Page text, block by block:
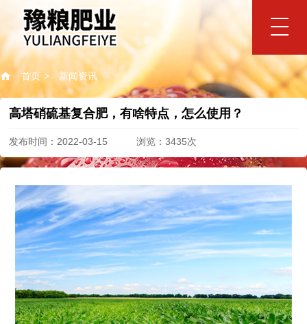
网站首页
豫粮肥业
产品中心
豫粮高塔氯化钾复合肥
豫粮高塔硫酸钾复合肥
矿源黄腐酸钾硫酸钾复合肥
矿源黄腐酸钾氯化钾复合肥
豫粮掺混肥
豫粮生物有机肥
豫粮优势
品质优势 朝阳企业 支持优势 服务优势
首页 > 新闻资讯
高塔硝硫基复合肥，有啥特点，怎么使用？
发布时间：2022-03-15 浏览：3435次